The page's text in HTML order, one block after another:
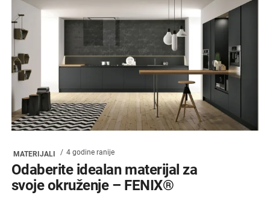
MATERIJALI 4 godine ranije
Odaberite idealan materijal za
svoje okruženje – FENIX®